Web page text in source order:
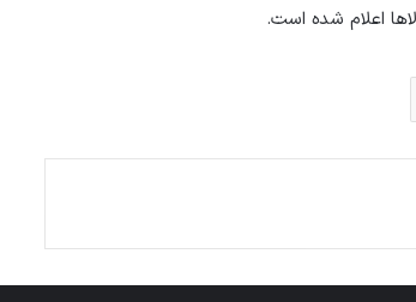
اعلام شده است.